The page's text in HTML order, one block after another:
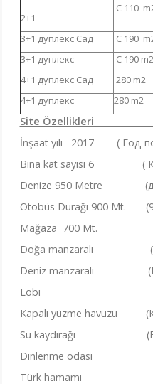
2+1
С 110
3+1 дуплекс Сад
С 190
3+1 дуплекс
С 190
4+1 дуплекс Сад
280 m2
4+1 дуплекс
280 m2
Site Özellikleri
İnşaat yılı 2017 ( Год
Bina kat sayısı 6 (
Denize 950 Metre (до
Otobüs Durağı 900 Mt.
Mağaza 700 Mt.
Doğa manzaralı ( С
Deniz manzaralı
Lobi (
Kapalı yüzme havuzu
Su kaydırağı
Dinlenme odası
Türk hamamı (